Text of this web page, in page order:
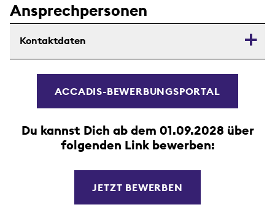
Ansprechpersonen
Kontaktdaten
ACCADIS-BEWERBUNGSPORTAL
Du kannst Dich ab dem 01.09.2028 über
folgenden Link bewerben:
JETZT BEWERBEN